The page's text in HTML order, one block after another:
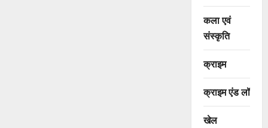
कला एवं
संस्कृति
क्राइम
क्राइम एंड लॉ
खेल